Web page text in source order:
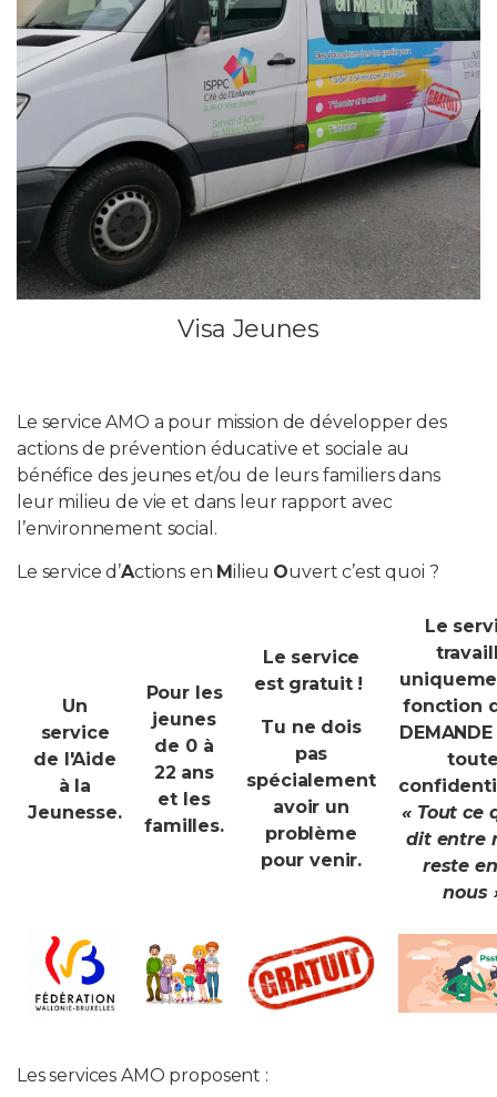
Visa Jeunes
Le service AMO a pour mission de développer des
actions de prévention éducative et sociale au
bénéfice des jeunes et/ou de leurs familiers dans
leur milieu de vie et dans leur rapport avec
l’environnement social.
Le service d’Actions en Milieu Ouvert c’est quoi ?
Un
service
de l'Aide
à la
Jeunesse.
Pour les
jeunes
de 0 à
22 ans
et les
familles.
Le service
est gratuit !
Tu ne dois
pas
spécialement
avoir un
problème
pour venir.
Le
fonction
« Tout ce
dit entre
reste
nous
Les services AMO proposent :